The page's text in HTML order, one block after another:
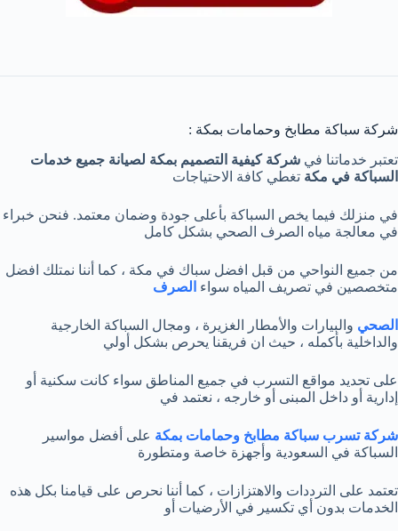
شركة سباكة مطابخ وحمامات بمكة :
تعتبر خدماتنا في شركة كيفية التصميم بمكة لصيانة جميع خدمات
السباكة في مكة تغطي كافة الاحتياجات
في منزلك فيما يخص السباكة بأعلى جودة وضمان معتمد. فنحن خبراء
في معالجة مياه الصرف الصحي بشكل كامل
من جميع النواحي من قبل افضل سباك في مكة ، كما أننا نمتلك افضل
متخصصين في تصريف المياه سواء الصرف
الصحي والبيارات والأمطار الغزيرة ، ومجال السباكة الخارجية
والداخلية بأكمله ، حيث ان فريقنا يحرص بشكل أولي
على تحديد مواقع التسرب في جميع المناطق سواء كانت سكنية أو
إدارية أو داخل المبنى أو خارجه ، نعتمد في
شركة تسرب سباكة مطابخ وحمامات بمكة على أفضل مواسير
السباكة في السعودية وأجهزة خاصة ومتطورة
تعتمد على الترددات والاهتزازات ، كما أننا نحرص على قيامنا بكل هذه
الخدمات بدون أي تكسير في الأرضيات أو